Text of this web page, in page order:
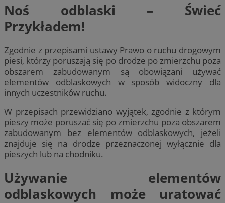
Noś odblaski – Świeć
Przykładem!
Zgodnie z przepisami ustawy Prawo o ruchu drogowym
piesi, którzy poruszają się po drodze po zmierzchu poza
obszarem zabudowanym są obowiązani używać
elementów odblaskowych w sposób widoczny dla
innych uczestników ruchu.
W przepisach przewidziano wyjątek, zgodnie z którym
pieszy może poruszać się po zmierzchu poza obszarem
zabudowanym bez elementów odblaskowych, jeżeli
znajduje się na drodze przeznaczonej wyłącznie dla
pieszych lub na chodniku.
Używanie elementów
odblaskowych może uratować